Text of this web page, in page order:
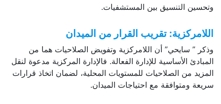
وتحسين التنسيق بين المستشفيات.
اللامركزية: تقريب القرار من الميدان
وذكر ” سايحي” أن اللامركزية وتفويض الصلاحيات هما من
المبادئ الأساسية للإدارة الفعالة. فالإدارة المركزية مدعوة لنقل
المزيد من الصلاحيات للمستويات المحلية، لضمان اتخاذ قرارات
سريعة ومتوافقة مع احتياجات الميدان.